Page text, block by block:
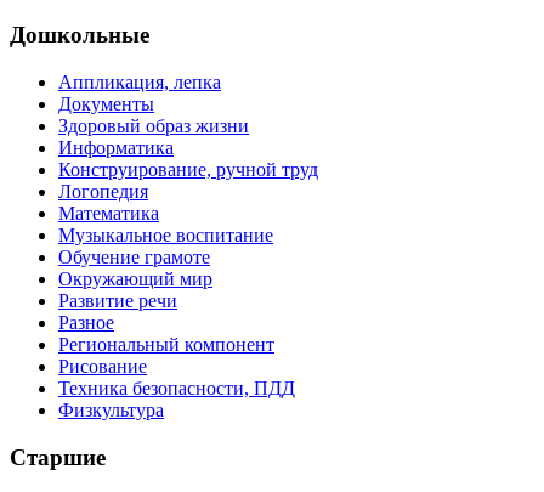
Дошкольные
Аппликация, лепка
Документы
Здоровый образ жизни
Информатика
Конструирование, ручной труд
Логопедия
Математика
Музыкальное воспитание
Обучение грамоте
Окружающий мир
Развитие речи
Разное
Региональный компонент
Рисование
Техника безопасности, ПДД
Физкультура
Старшие